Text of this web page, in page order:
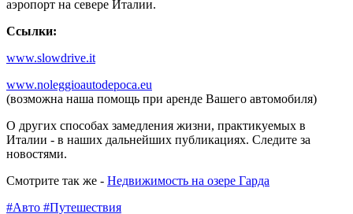
аэропорт на севере Италии.
Ссылки:
www.slowdrive.it
www.noleggioautodepoca.eu
(возможна наша помощь при аренде Вашего автомобиля)
О других способах замедления жизни, практикуемых в
Италии - в наших дальнейших публикациях. Следите за
новостями.
Смотрите так же - Недвижимость на озере Гарда
#Авто #Путешествия